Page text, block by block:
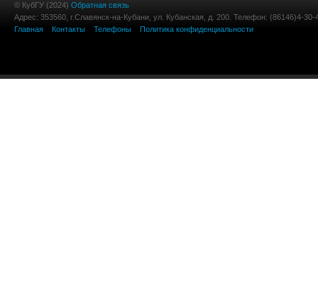
© КубГУ (2024) Обратная связь
Адрес: 353560, г.Славянск-на-Кубани, ул. Кубанская, д. 200. Телефон: (86146)4-30-
Главная
Контакты Телефоны Политика конфиденциальности